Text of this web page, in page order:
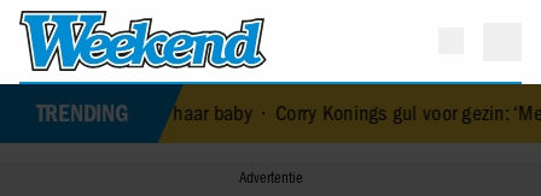
TRENDING
van haar baby Corry Konings gul voor gezin: ‘Meer voor over